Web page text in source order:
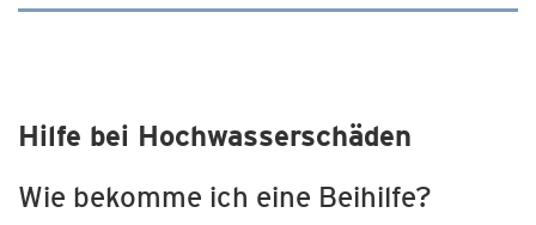
Hilfe bei Hochwasserschäden
Wie bekomme ich eine Beihilfe?